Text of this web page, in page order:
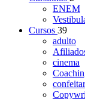
ENEM
Cursos 39
adulto
cinema